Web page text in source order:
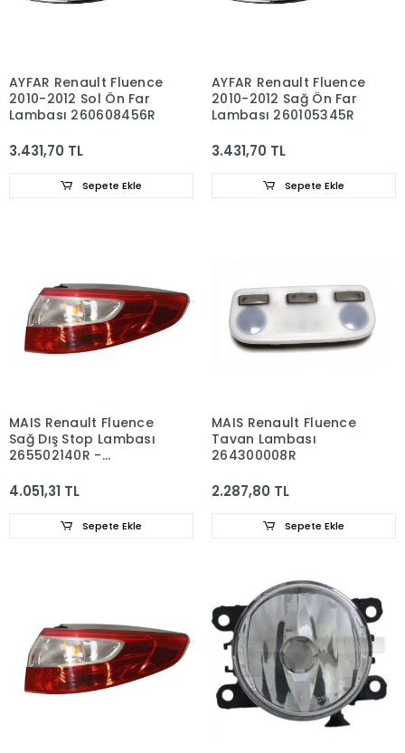
AYFAR Renault Fluence
2010-2012 Sol Ön Far
Lambası 260608456R
3.431,70 TL
Sepete Ekle
AYFAR Renault Fluence
2010-2012 Sağ Ön Far
Lambası 260105345R
3.431,70 TL
Sepete Ekle
MAIS Renault Fluence
Sağ Dış Stop Lambası
265502140R -
4.051,31 TL
Sepete Ekle
MAIS Renault Fluence
Tavan Lambası
264300008R
2.287,80 TL
Sepete Ekle